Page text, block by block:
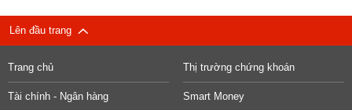
Lên đầu trang
Trang chủ Thị trường chứng khoán
Tài chính - Ngân hàng Smart Money